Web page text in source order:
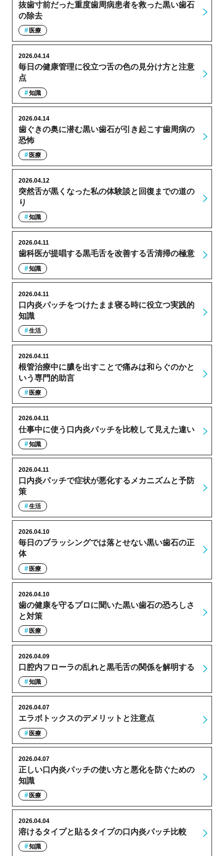
抜歯寸前だった重度歯周病患者を救った黒い歯石
の除去
医療
毎日の健康管理に役立つ舌の色の見分け方と注意
点
2026.04.14
知識
歯ぐきの奥に潜む黒い歯石が引き起こす歯周病の
恐怖
2026.04.14
医療
突然舌が黒くなった私の体験談と回復までの道の
り
2026.04.12
知識
歯科医が提唱する黒毛舌を改善する舌清掃の極意
2026.04.11
知識
口内炎パッチをつけたまま寝る時に役立つ実践的
知識
2026.04.11
生活
根管治療中に膿を出すことで痛みは和らぐのかと
いう専門的助言
2026.04.11
医療
仕事中に使う口内炎パッチを比較して見えた違い
2026.04.11
知識
口内炎パッチで症状が悪化するメカニズムと予防
策
2026.04.11
生活
毎日のブラッシングでは落とせない黒い歯石の正
体
2026.04.10
医療
歯の健康を守るプロに聞いた黒い歯石の恐ろしさ
と対策
2026.04.10
医療
口腔内フローラの乱れと黒毛舌の関係を解明する
2026.04.09
知識
エラボトックスのデメリットと注意点
2026.04.07
医療
正しい口内炎パッチの使い方と悪化を防ぐための
知識
2026.04.07
医療
溶けるタイプと貼るタイプの口内炎パッチ比較
2026.04.04
知識